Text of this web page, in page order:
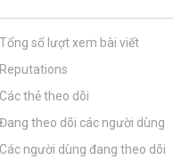
Tổng số lượt xem bài viết
Reputations
Các thẻ theo dõi
Đang theo dõi các người dùng
Các người dùng đang theo dõi